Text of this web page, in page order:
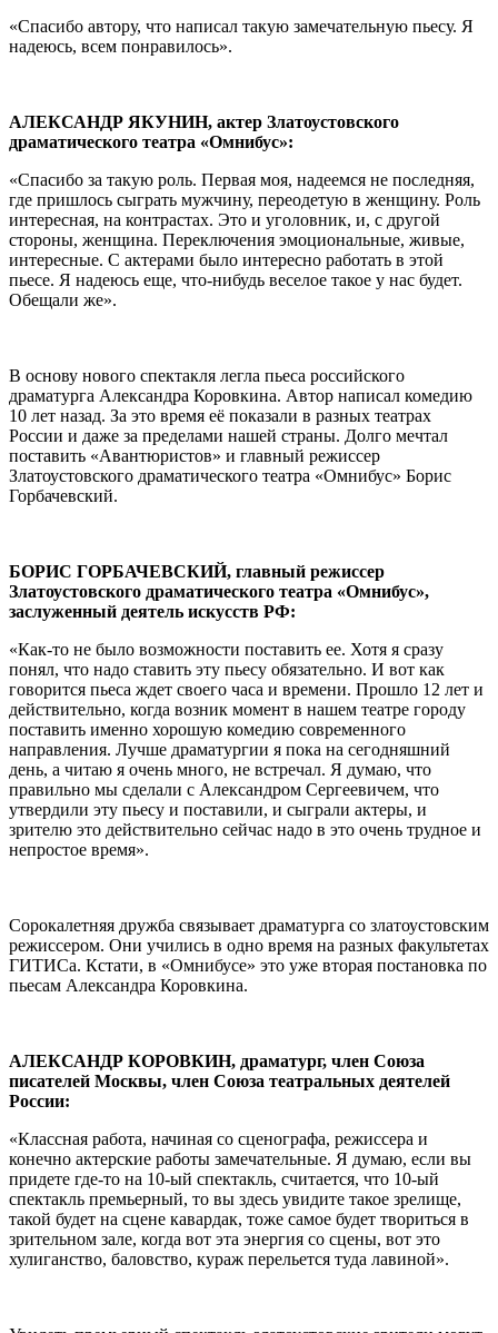
«Спасибо автору, что написал такую замечательную пьесу. Я
надеюсь, всем понравилось».
АЛЕКСАНДР ЯКУНИН, актер Златоустовского
драматического театра «Омнибус»:
«Спасибо за такую роль. Первая моя, надеемся не последняя,
где пришлось сыграть мужчину, переодетую в женщину. Роль
интересная, на контрастах. Это и уголовник, и, с другой
стороны, женщина. Переключения эмоциональные, живые,
интересные. С актерами было интересно работать в этой
пьесе. Я надеюсь еще, что-нибудь веселое такое у нас будет.
Обещали же».
В основу нового спектакля легла пьеса российского
драматурга Александра Коровкина. Автор написал комедию
10 лет назад. За это время её показали в разных театрах
России и даже за пределами нашей страны. Долго мечтал
поставить «Авантюристов» и главный режиссер
Златоустовского драматического театра «Омнибус» Борис
Горбачевский.
БОРИС ГОРБАЧЕВСКИЙ, главный режиссер
Златоустовского драматического театра «Омнибус»,
заслуженный деятель искусств РФ:
«Как-то не было возможности поставить ее. Хотя я сразу
понял, что надо ставить эту пьесу обязательно. И вот как
говорится пьеса ждет своего часа и времени. Прошло 12 лет и
действительно, когда возник момент в нашем театре городу
поставить именно хорошую комедию современного
направления. Лучше драматургии я пока на сегодняшний
день, а читаю я очень много, не встречал. Я думаю, что
правильно мы сделали с Александром Сергеевичем, что
утвердили эту пьесу и поставили, и сыграли актеры, и
зрителю это действительно сейчас надо в это очень трудное и
непростое время».
Сорокалетняя дружба связывает драматурга со златоустовским
режиссером. Они учились в одно время на разных факультетах
ГИТИСа. Кстати, в «Омнибусе» это уже вторая постановка по
пьесам Александра Коровкина.
АЛЕКСАНДР КОРОВКИН, драматург, член Союза
писателей Москвы, член Союза театральных деятелей
России:
«Классная работа, начиная со сценографа, режиссера и
конечно актерские работы замечательные. Я думаю, если вы
придете где-то на 10-ый спектакль, считается, что 10-ый
спектакль премьерный, то вы здесь увидите такое зрелище,
такой будет на сцене кавардак, тоже самое будет твориться в
зрительном зале, когда вот эта энергия со сцены, вот это
хулиганство, баловство, кураж перельется туда лавиной».